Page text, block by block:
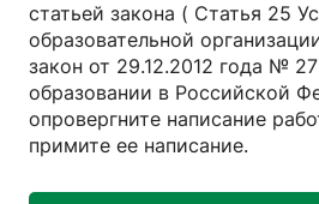
статьей закона ( Статья 25
образовательной
закон от 29.12.2012 года №
образовании в Российской
опровергните написание
примите ее написание.